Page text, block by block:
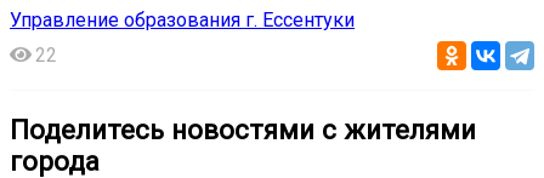
Управление образования г. Ессентуки
22
Поделитесь новостями с жителями
города